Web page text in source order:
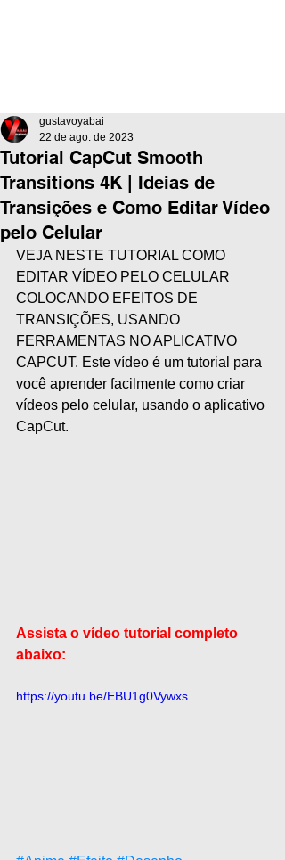
Tutorial CapCut Smooth
Transitions 4K | Ideias de
Transições e Como Editar Vídeo
pelo Celular
gustavoyabai
22 de ago. de 2023
VEJA NESTE TUTORIAL COMO
EDITAR VÍDEO PELO CELULAR
COLOCANDO EFEITOS DE
TRANSIÇÕES, USANDO
FERRAMENTAS NO APLICATIVO
CAPCUT. Este vídeo é um tutorial para
você aprender facilmente como criar
vídeos pelo celular, usando o aplicativo
CapCut.
Assista o vídeo tutorial completo
abaixo:
https://youtu.be/EBU1g0Vywxs